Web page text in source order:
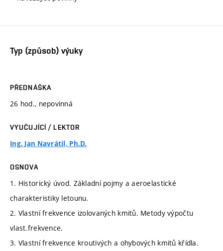
Typ (způsob) výuky
PŘEDNÁŠKA
26 hod., nepovinná
VYUČUJÍCÍ / LEKTOR
Ing. Jan Navrátil, Ph.D.
OSNOVA
1. Historický úvod. Základní pojmy a aeroelastické
charakteristiky letounu.
2. Vlastní frekvence izolovaných kmitů. Metody výpočtu
vlast.frekvence.
3. Vlastní frekvence kroutivých a ohybových kmitů křídla.